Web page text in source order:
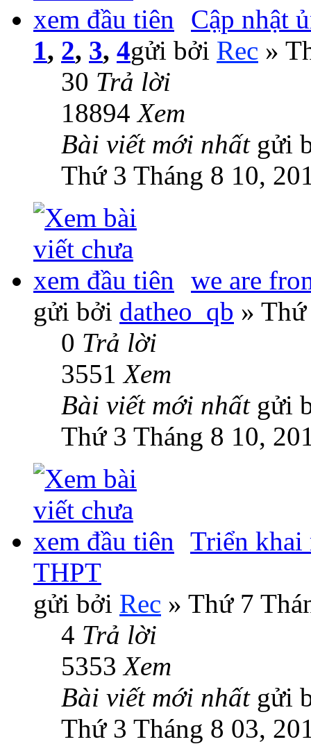
Cập nhật
1, 2, 3, 4gửi bởi Rec »
30 Trả lời
18894Xem
Bài viết mới nhất gửi
Thứ 3 Tháng 8 10,
we are
gửi bởi datheo_qb »
0 Trả lời
3551Xem
Bài viết mới nhất gửi
Thứ 3 Tháng 8 10,
Triển khai
THPT
gửi bởi Rec » Thứ 7
4 Trả lời
5353Xem
Bài viết mới nhất gửi
Thứ 3 Tháng 8 03,